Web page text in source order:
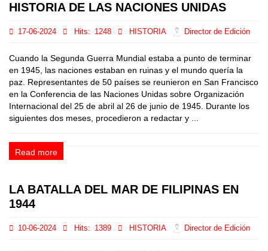
HISTORIA DE LAS NACIONES UNIDAS
17-06-2024 Hits: 1248 HISTORIA Director de Edición
Cuando la Segunda Guerra Mundial estaba a punto de terminar
en 1945, las naciones estaban en ruinas y el mundo quería la
paz. Representantes de 50 países se reunieron en San Francisco
en la Conferencia de las Naciones Unidas sobre Organización
Internacional del 25 de abril al 26 de junio de 1945. Durante los
siguientes dos meses, procedieron a redactar y ...
Read more
LA BATALLA DEL MAR DE FILIPINAS EN
1944
10-06-2024 Hits: 1389 HISTORIA Director de Edición